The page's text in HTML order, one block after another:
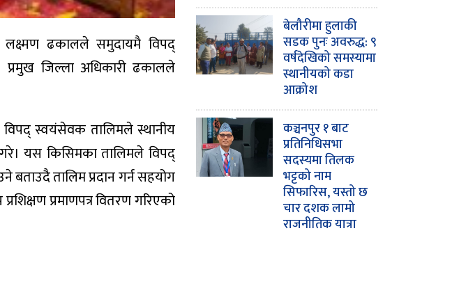
लक्ष्मण ढकालले समुदायमै विपद्
प्रमुख जिल्ला अधिकारी ढकालले
विपद् स्वयंसेवक तालिमले स्थानीय
गरे। यस किसिमका तालिमले विपद्
बताउदै तालिम प्रदान गर्न सहयोग
प्रमाणपत्र वितरण गरिएको
बेलौरीमा हुलाकी
सडक पुनः अवरुद्ध: ९
वर्षदेखिको समस्यामा
स्थानीयको कडा
आक्रोश
कञ्चनपुर १ बाट
प्रतिनिधिसभा
सदस्यमा तिलक
भट्टको नाम
सिफारिस, यस्तो छ
चार दशक लामो
राजनीतिक यात्रा